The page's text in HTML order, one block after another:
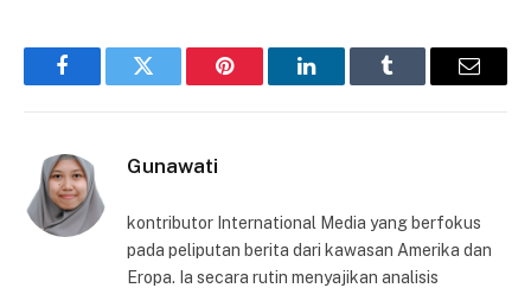
FacebookTwitter Pinterest LinkedInTumblr Email
Gunawati
kontributor International Media yang berfokus
pada peliputan berita dari kawasan Amerika dan
Eropa. Ia secara rutin menyajikan analisis